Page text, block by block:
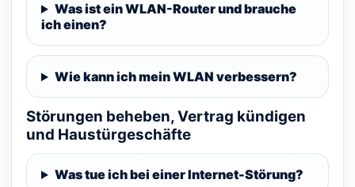
Was ist ein WLAN-Router und brauche
ich einen?
Wie kann ich mein WLAN verbessern?
Störungen beheben, Vertrag kündigen
und Haustürgeschäfte
Was tue ich bei einer Internet-Störung?